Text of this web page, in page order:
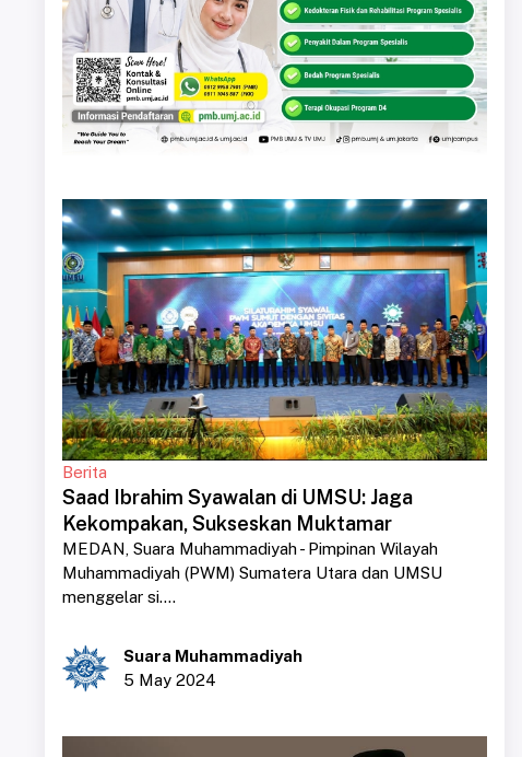
Berita
Saad Ibrahim Syawalan di UMSU: Jaga
Kekompakan, Sukseskan Muktamar
MEDAN, Suara Muhammadiyah - Pimpinan Wilayah
Muhammadiyah (PWM) Sumatera Utara dan UMSU
menggelar si....
Suara Muhammadiyah
5 May 2024